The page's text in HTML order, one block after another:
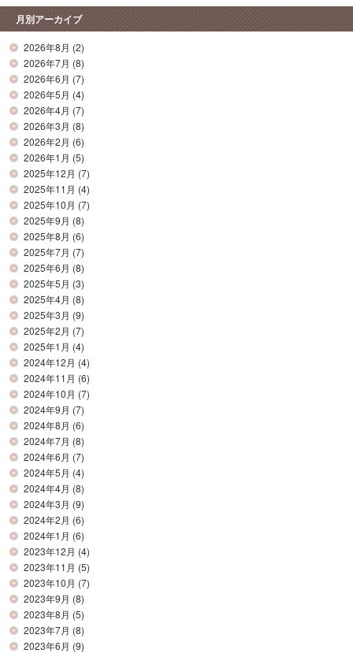
月別アーカイブ
2026年8月 (2)
2026年7月 (8)
2026年6月 (7)
2026年5月 (4)
2026年4月 (7)
2026年3月 (8)
2026年2月 (6)
2026年1月 (5)
2025年12月 (7)
2025年11月 (4)
2025年10月 (7)
2025年9月 (8)
2025年8月 (6)
2025年7月 (7)
2025年6月 (8)
2025年5月 (3)
2025年4月 (8)
2025年3月 (9)
2025年2月 (7)
2025年1月 (4)
2024年12月 (4)
2024年11月 (6)
2024年10月 (7)
2024年9月 (7)
2024年8月 (6)
2024年7月 (8)
2024年6月 (7)
2024年5月 (4)
2024年4月 (8)
2024年3月 (9)
2024年2月 (6)
2024年1月 (6)
2023年12月 (4)
2023年11月 (5)
2023年10月 (7)
2023年9月 (8)
2023年8月 (5)
2023年7月 (8)
2023年6月 (9)